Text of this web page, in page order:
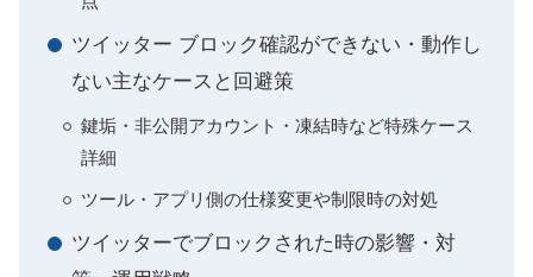
ツイッター ブロック確認ができない・動作し
ない主なケースと回避策
鍵垢・非公開アカウント・凍結時など特殊ケース
詳細
ツール・アプリ側の仕様変更や制限時の対処
ツイッターでブロックされた時の影響・対